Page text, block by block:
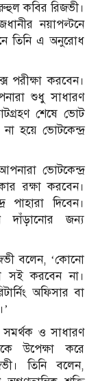
কবির রিজভী।
নয়াপল্টনে
তিনি এ অনুরোধ
পরীক্ষা করবেন।
শুধু সাধারণ
শেষে ভোট
হয়ে ভোটকেন্দ্র
ভোটকেন্দ্র
রক্ষা করবেন।
দিবেন।
দাঁড়ানোর জন্য
বলেন, ‘কোনো
সই করবেন না।
অফিসার বা
সমর্থক ও সাধারণ
উপেক্ষা করে
তিনি বলেন,